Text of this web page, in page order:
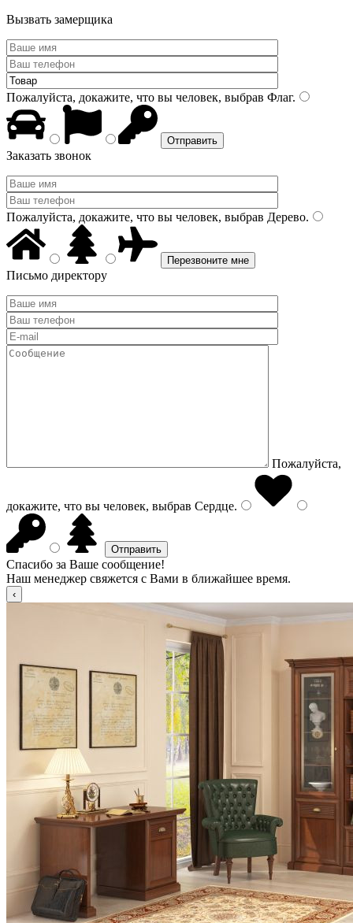
Вызвать замерщика
Пожалуйста, докажите, что вы человек, выбрав Флаг.
Заказать звонок
Пожалуйста, докажите, что вы человек, выбрав Дерево.
Письмо директору
Пожалуйста,
докажите, что вы человек, выбрав Сердце.
Спасибо за Ваше сообщение!
Наш менеджер свяжется с Вами в ближайшее время.